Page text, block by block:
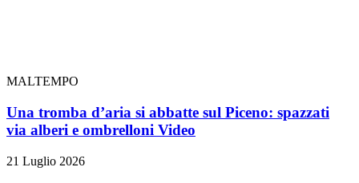
MALTEMPO
Una tromba d’aria si abbatte sul Piceno: spazzati
via alberi e ombrelloni Video
21 Luglio 2026